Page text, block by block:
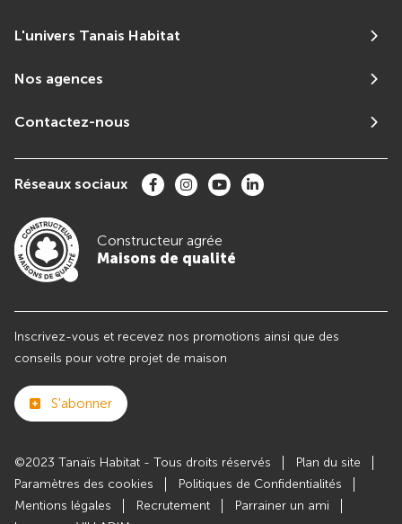
L'univers Tanais Habitat
Nos agences
Contactez-nous
Réseaux sociaux
Constructeur agrée
Maisons de qualité
Inscrivez-vous et recevez nos promotions ainsi que des
conseils pour votre projet de maison
S'abonner
©2023 Tanaïs Habitat - Tous droits réservés
Plan du site
Paramètres des cookies
Politiques de Confidentialités
Mentions légales
Recrutement
Parrainer un ami